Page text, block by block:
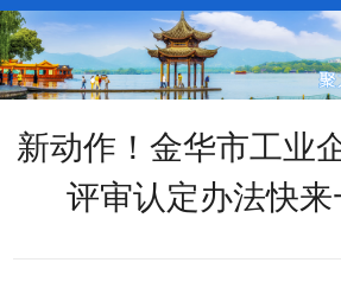
新动作！金华市工业
评审认定办法快